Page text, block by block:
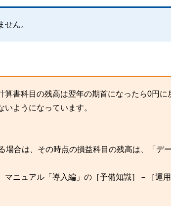
ん。
書科目の残高は翌年の期首になったら0円に
ようになっています。
場合は、その時点の損益科目の残高は、「デ
ニュアル「導入編」の［予備知識］－［運